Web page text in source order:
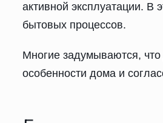
активной эксплуатации. В
бытовых процессов.
Многие задумываются,
особенности дома и